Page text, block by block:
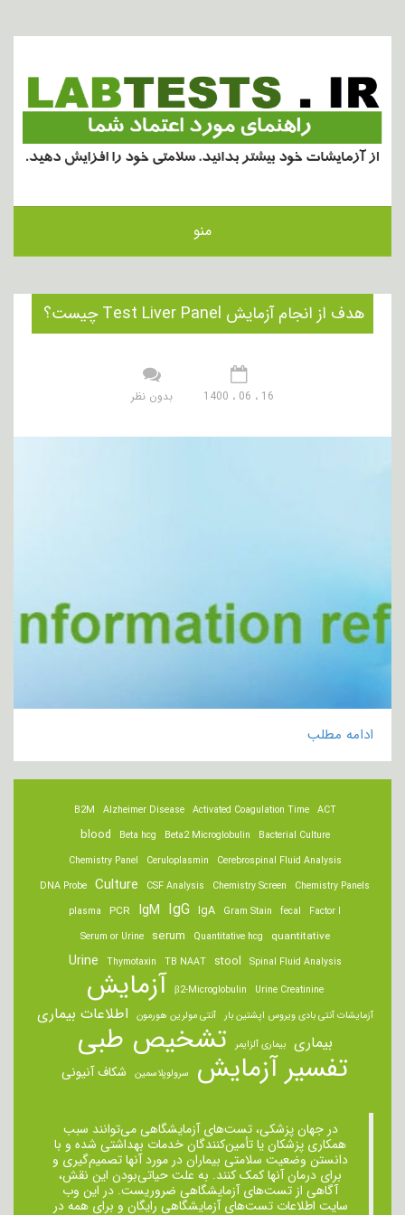
منو
هدف از انجام آزمایش Test Liver Panel چیست؟
16 ، 06 ، 1400 بدون نظر
ادامه مطلب
ACT
Activated Coagulation Time
Alzheimer Disease
B2M
Bacterial Culture
Beta2 Microglobulin
Beta hcg
blood
Cerebrospinal Fluid Analysis
Ceruloplasmin
Chemistry Panel
Chemistry Panels
Chemistry Screen
CSF Analysis
Culture
DNA Probe
Factor I
fecal
Gram Stain
IgA
IgG
IgM
PCR
plasma
quantitative
Quantitative hcg
serum
Serum or Urine
Spinal Fluid Analysis
stool
TB NAAT
Thymotaxin
Urine
Urine Creatinine
β2-Microglobulin آزمایش
آزمایشات آنتی بادی ویروس اپشتین بار آنتی مولرین هورمون اطلاعات بیماری
بیماری بیماری آلزایمر تشخیص طبی
تفسیر آزمایش سرولوپلاسمین شکاف آنیونی
در جهان پزشکی، تست‌های آزمایشگاهی می‌توانند سبب
همکاری پزشکان یا تأمین‌کنندگان خدمات بهداشتی شده و با
دانستن وضعیت سلامتی بیماران در مورد آنها تصمیم‌گیری و
برای درمان ‌آنها کمک کنند. به علت حیاتی‌بودن این نقش،
آگاهی از تست‌های آزمایشگاهی ضروریست. در این وب
سایت اطلاعات تست‌های آزمایشگاهی رایگان و برای همه در